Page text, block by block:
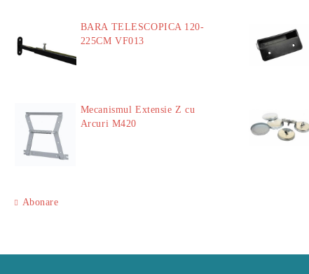
BARA TELESCOPICA 120-
225CM VF013
Mecanismul Extensie Z cu
Arcuri M420
Abonare